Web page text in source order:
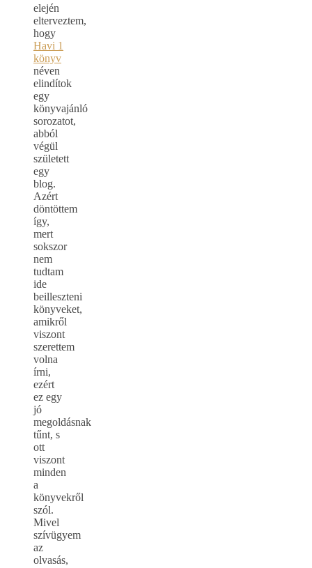
elején
elterveztem,
hogy
Havi 1
könyv
néven
elindítok
egy
könyvajánló
sorozatot,
abból
végül
született
egy
blog.
Azért
döntöttem
így,
mert
sokszor
nem
tudtam
ide
beilleszteni
könyveket,
amikről
viszont
szerettem
volna
írni,
ezért
ez egy
jó
megoldásnak
tűnt, s
ott
viszont
minden
a
könyvekről
szól.
Mivel
szívügyem
az
olvasás,